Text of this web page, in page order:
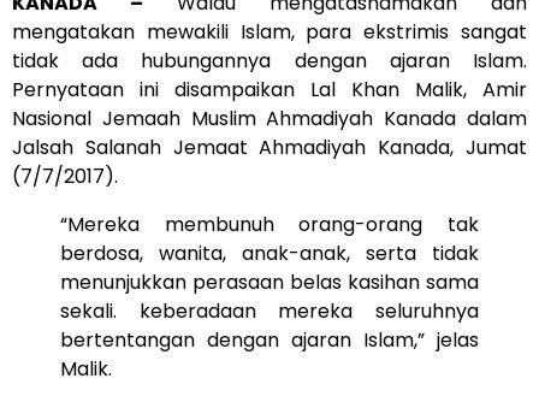
mengatakan mewakili Islam, para ekstrimis sangat
tidak ada hubungannya dengan ajaran Islam.
Pernyataan ini disampaikan Lal Khan Malik, Amir
Nasional Jemaah Muslim Ahmadiyah Kanada dalam
Jalsah Salanah Jemaat Ahmadiyah Kanada, Jumat
(7/7/2017).
“Mereka membunuh orang-orang tak
berdosa, wanita, anak-anak, serta tidak
menunjukkan perasaan belas kasihan sama
sekali. keberadaan mereka seluruhnya
bertentangan dengan ajaran Islam,” jelas
Malik.